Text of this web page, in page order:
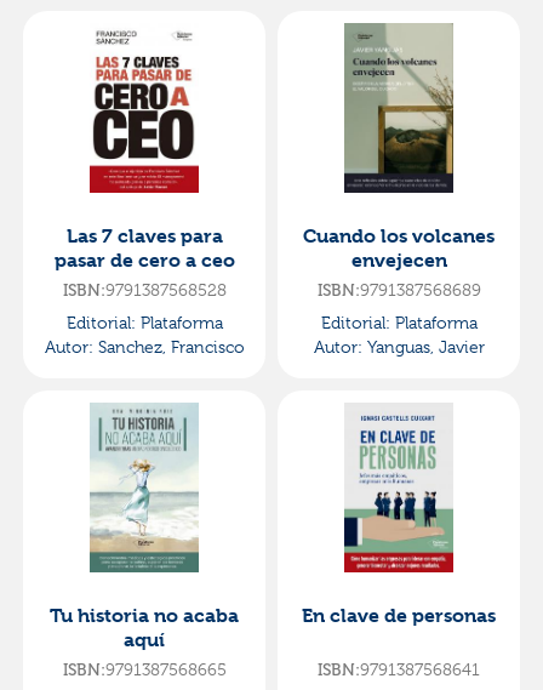
Las 7 claves para
pasar de cero a ceo
ISBN:9791387568528
Editorial: Plataforma
Autor: Sanchez, Francisco
Cuando los volcanes
envejecen
ISBN:9791387568689
Editorial: Plataforma
Autor: Yanguas, Javier
Tu historia no acaba
aquí
ISBN:9791387568665
En clave de personas
ISBN:9791387568641